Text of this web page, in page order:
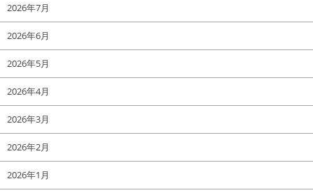
2026年7月
2026年6月
2026年5月
2026年4月
2026年3月
2026年2月
2026年1月